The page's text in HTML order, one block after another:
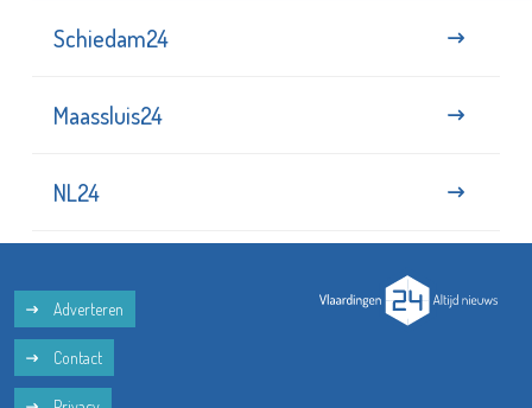
Schiedam24
Maassluis24
NL24
Adverteren
Contact